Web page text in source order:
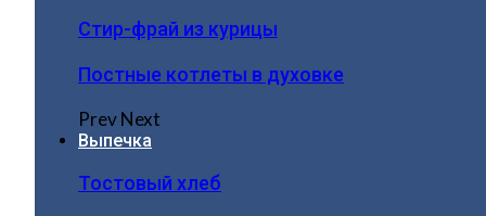
Стир-фрай из курицы
Постные котлеты в духовке
PrevNext
Выпечка
Тостовый хлеб